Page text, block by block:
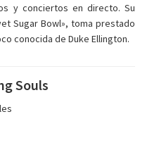
y conciertos en directo. Su
Sugar Bowl», toma prestado
conocida de Duke Ellington.
Souls